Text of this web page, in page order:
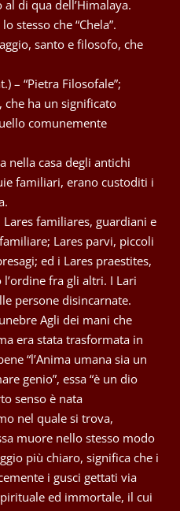
di qua dell’Himalaya.
stesso che “Chela”.
santo e filosofo, che
– “Pietra Filosofale”;
che ha un significato
comunemente
nella casa degli antichi
familiari, erano custoditi i
familiares, guardiani e
Lares parvi, piccoli
ed i Lares praestites,
fra gli altri. I Lari
persone disincarnate.
Agli dei mani che
era stata trasformata in
“l’Anima umana sia un
genio”, essa “è un dio
senso è nata
nel quale si trova,
muore nello stesso modo
più chiaro, significa che i
i gusci gettati via
ed immortale, il cui